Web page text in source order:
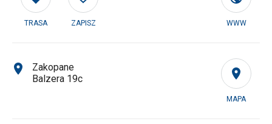
TRASA ZAPISZ WWW
MAPA
Zakopane
Balzera 19c